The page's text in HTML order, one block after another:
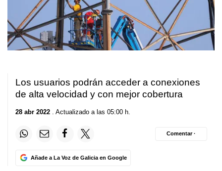
Los usuarios podrán acceder a conexiones
de alta velocidad y con mejor cobertura
28 abr 2022 . Actualizado a las 05:00 h.
Añade a La Voz de Galicia en Google
Comentar ·